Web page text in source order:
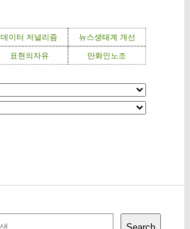
데이터 저널리즘 뉴스생태계 개선
표현의자유 만화인노조